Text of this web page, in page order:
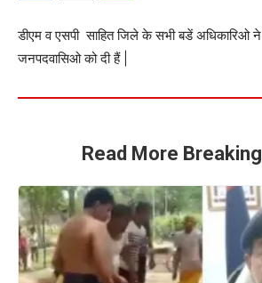
डीएम व एसपी साहित जिले के सभी बडें अधिकारिओ
जनपदवासिओ को दी हैं |
Read More